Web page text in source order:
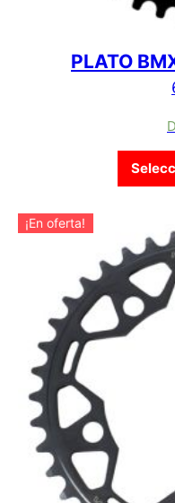
PLATO
¡En oferta!